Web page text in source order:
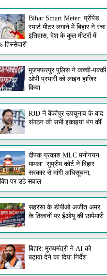
Bihar Smart Meter: प्रीपेड
स्मार्ट मीटर लगाने में बिहार ने रचा
इतिहास, देश के कुल मीटरों में
हिस्सेदारी
मुजफ्फरपुर पुलिस ने कच्ची-पक्की
ओपी प्रभारी को लाइन हाजिर
किया
RJD ने बैंकीपुर उपचुनाव के बाद
संगठन की सभी इकाइयां भंग कीं
दीपक प्रकाश MLC मनोनयन
मामला: सुप्रीम कोर्ट ने बिहार
सरकार से मांगी अधिसूचना,
पर उठे सवाल
सहरसा के डीपीओ अजीत अमर
के ठिकानों पर ईओयू की छापेमारी
बिहार: मुख्यमंत्री ने AI को
बढ़ावा देने का दिया निर्देश